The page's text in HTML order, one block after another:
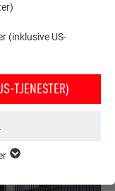
(inklusive US-
TJENESTER)